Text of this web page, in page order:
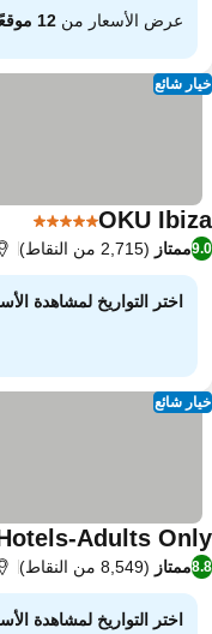
عرض الأسعار من 12 موقعًا
خيار شائع
OKU Ibiza5 عدد النجوم
9.0ممتاز (2,715 من النقاط)
اختر التواريخ لمشاهدة
خيار شائع
Adults Only
8.8ممتاز (8,549 من النقاط)
اختر التواريخ لمشاهدة